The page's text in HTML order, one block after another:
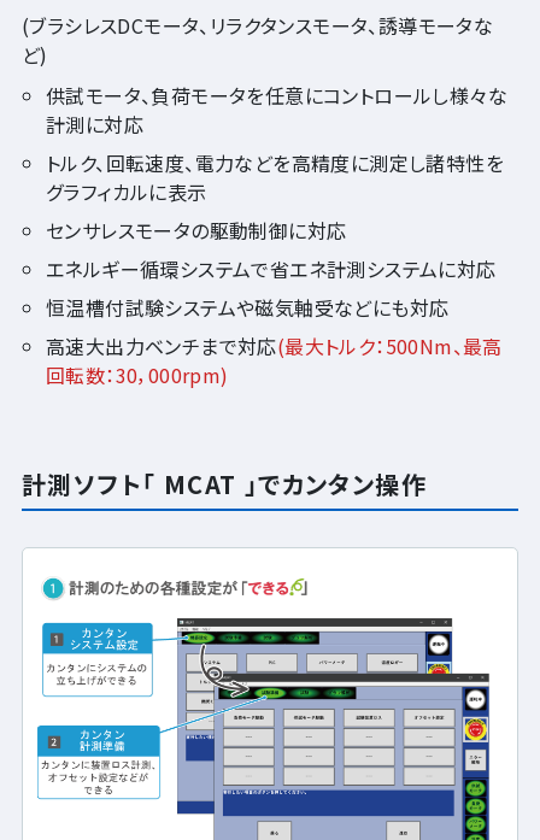
(ブラシレスDCモータ、リラクタンスモータ、誘導モータな
ど)
供試モータ、負荷モータを任意にコントロールし様々な
計測に対応
トルク、回転速度、電力などを高精度に測定し諸特性を
グラフィカルに表示
センサレスモータの駆動制御に対応
エネルギー循環システムで省エネ計測システムに対応
恒温槽付試験システムや磁気軸受などにも対応
高速大出力ベンチまで対応(最大トルク：500Nm、最高
回転数：30，000rpm)
計測ソフト「 MCAT 」でカンタン操作